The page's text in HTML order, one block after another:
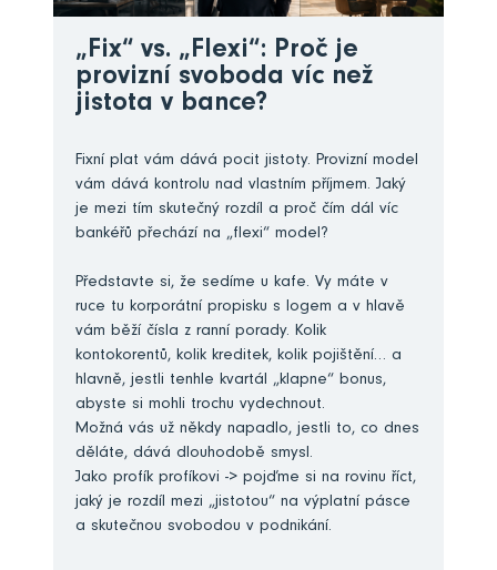
„Fix“ vs. „Flexi“: Proč je
provizní svoboda víc než
jistota v bance?
Fixní plat vám dává pocit jistoty. Provizní model
vám dává kontrolu nad vlastním příjmem. Jaký
je mezi tím skutečný rozdíl a proč čím dál víc
bankéřů přechází na „flexi“ model?
Představte si, že sedíme u kafe. Vy máte v
ruce tu korporátní propisku s logem a v hlavě
vám běží čísla z ranní porady. Kolik
kontokorentů, kolik kreditek, kolik pojištění… a
hlavně, jestli tenhle kvartál „klapne“ bonus,
abyste si mohli trochu vydechnout.
Možná vás už někdy napadlo, jestli to, co dnes
děláte, dává dlouhodobě smysl.
Jako profík profíkovi -> pojďme si na rovinu říct,
jaký je rozdíl mezi „jistotou“ na výplatní pásce
a skutečnou svobodou v podnikání.